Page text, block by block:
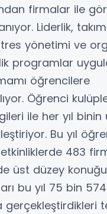
firmalar ile
Liderlik,
yönetimi ve
programlar
öğrencilere
Öğrenci
ile her yıl binin
Bu yıl
483
üst düzey konuğu
bu yıl 75 bin
gerçekleştirdikleri